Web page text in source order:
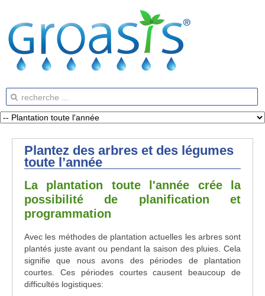
Plantez des arbres et des légumes
toute l’année
La plantation toute l'année crée la
possibilité de planification et
programmation
Avec les méthodes de plantation actuelles les arbres sont
plantés juste avant ou pendant la saison des pluies. Cela
signifie que nous avons des périodes de plantation
courtes. Ces périodes courtes causent beaucoup de
difficultés logistiques: